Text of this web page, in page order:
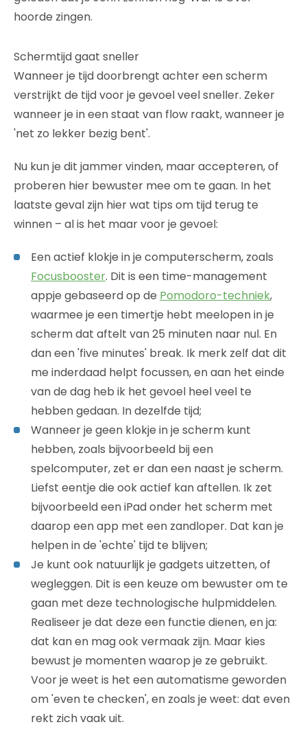
hoorde zingen.
Schermtijd gaat sneller
Wanneer je tijd doorbrengt achter een scherm
verstrijkt de tijd voor je gevoel veel sneller. Zeker
wanneer je in een staat van flow raakt, wanneer je
'net zo lekker bezig bent'.
Nu kun je dit jammer vinden, maar accepteren, of
proberen hier bewuster mee om te gaan. In het
laatste geval zijn hier wat tips om tijd terug te
winnen – al is het maar voor je gevoel:
Een actief klokje in je computerscherm, zoals
Focusbooster. Dit is een time-management
appje gebaseerd op de Pomodoro-techniek,
waarmee je een timertje hebt meelopen in je
scherm dat aftelt van 25 minuten naar nul. En
dan een 'five minutes' break. Ik merk zelf dat dit
me inderdaad helpt focussen, en aan het einde
van de dag heb ik het gevoel heel veel te
hebben gedaan. In dezelfde tijd;
Wanneer je geen klokje in je scherm kunt
hebben, zoals bijvoorbeeld bij een
spelcomputer, zet er dan een naast je scherm.
Liefst eentje die ook actief kan aftellen. Ik zet
bijvoorbeeld een iPad onder het scherm met
daarop een app met een zandloper. Dat kan je
helpen in de 'echte' tijd te blijven;
Je kunt ook natuurlijk je gadgets uitzetten, of
wegleggen. Dit is een keuze om bewuster om te
gaan met deze technologische hulpmiddelen.
Realiseer je dat deze een functie dienen, en ja:
dat kan en mag ook vermaak zijn. Maar kies
bewust je momenten waarop je ze gebruikt.
Voor je weet is het een automatisme geworden
om 'even te checken', en zoals je weet: dat even
rekt zich vaak uit.